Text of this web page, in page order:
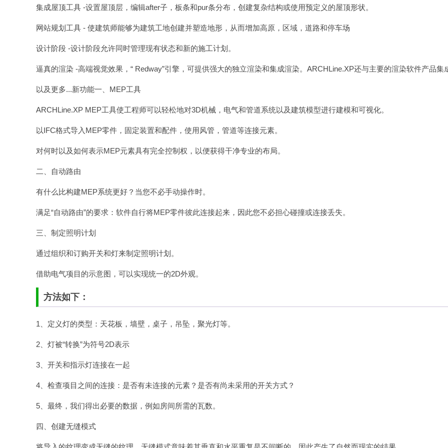
集成屋顶工具 -设置屋顶层，编辑after子，板条和pur条分布，创建复杂结构或使用预定义的屋顶形状。
网站规划工具 - 使建筑师能够为建筑工地创建并塑造地形，从而增加高原，区域，道路和停车场
设计阶段 -设计阶段允许同时管理现有状态和新的施工计划。
逼真的渲染 -高端视觉效果，“ Redway”引擎，可提供强大的独立渲染和集成渲染。ARCHLine.XP还与主要的渲染软件产品集
以及更多...新功能一、MEP工具
ARCHLine.XP MEP工具使工程师可以轻松地对3D机械，电气和管道系统以及建筑模型进行建模和可视化。
以IFC格式导入MEP零件，固定装置和配件，使用风管，管道等连接元素。
对何时以及如何表示MEP元素具有完全控制权，以便获得干净专业的布局。
二、自动路由
有什么比构建MEP系统更好？当您不必手动操作时。
满足“自动路由”的要求：软件自行将MEP零件彼此连接起来，因此您不必担心碰撞或连接丢失。
三、制定照明计划
通过组织和订购开关和灯来制定照明计划。
借助电气项目的示意图，可以实现统一的2D外观。
方法如下：
1、定义灯的类型：天花板，墙壁，桌子，吊坠，聚光灯等。
2、灯被“转换”为符号2D表示
3、开关和指示灯连接在一起
4、检查项目之间的连接：是否有未连接的元素？是否有尚未采用的开关方式？
5、最终，我们得出必要的数据，例如房间所需的瓦数。
四、创建无缝模式